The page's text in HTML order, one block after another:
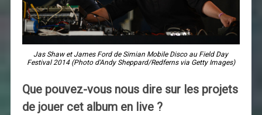
Jas Shaw et James Ford de Simian Mobile Disco au Field Day
Festival 2014 (Photo d'Andy Sheppard/Redferns via Getty Images)
Que pouvez-vous nous dire sur les projets
de jouer cet album en live ?